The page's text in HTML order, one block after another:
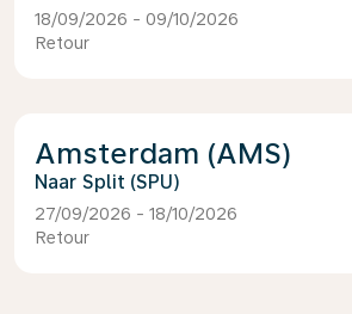
18/09/2026 - 09/10/2026
Retour
Amsterdam (AMS)
Split (SPU)
27/09/2026 - 18/10/2026
Retour